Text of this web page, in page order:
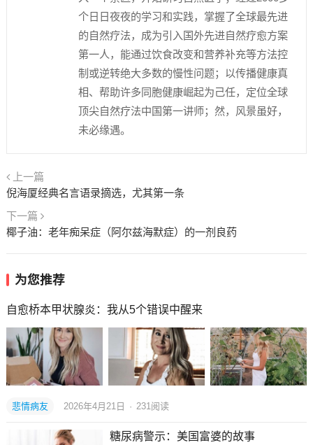
个日日夜夜的学习和实践，掌握了全球最先进
的自然疗法，成为引入国外先进自然疗愈方案
第一人，能通过饮食改变和营养补充等方法控
制或逆转绝大多数的慢性问题；以传播健康真
相、帮助许多同胞健康崛起为己任，定位全球
顶尖自然疗法中国第一讲师；然，风景虽好，
未必缘遇。
上一篇
倪海厦经典名言语录摘选，尤其第一条
下一篇
椰子油：老年痴呆症（阿尔兹海默症）的一剂良药
为您推荐
自愈桥本甲状腺炎：我从5个错误中醒来
悲情病友 2026年4月21日 · 231阅读
糖尿病警示：美国富婆的故事